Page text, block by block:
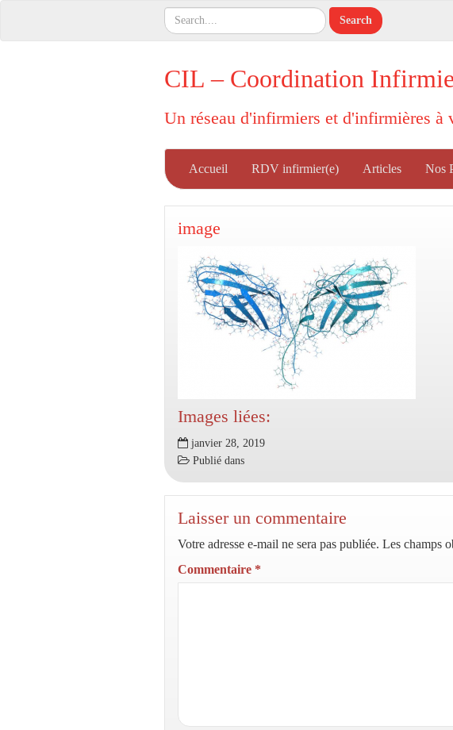
CIL – Coordination
Un réseau d'infirmiers et d'infirmières à
Accueil RDV infirmier(e) Articles Nos
image
Images liées:
janvier 28, 2019
Publié dans
Laisser un commentaire
Votre adresse e-mail ne sera pas publiée. Les champs
Commentaire *